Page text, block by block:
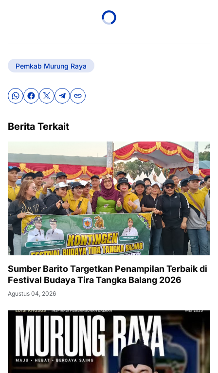
Pemkab Murung Raya
Berita Terkait
Sumber Barito Targetkan Penampilan Terbaik di
Festival Budaya Tira Tangka Balang 2026
Agustus 04, 2026